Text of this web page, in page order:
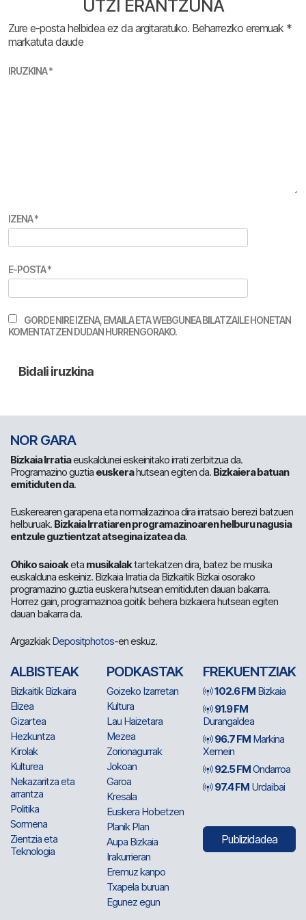
UTZI ERANTZUNA
Zure e-posta helbidea ez da argitaratuko. Beharrezko eremuak *
markatuta daude
IRUZKINA*
IZENA*
E-POSTA*
GORDE NIRE IZENA, EMAILA ETA WEBGUNEA BILATZAILE HONETAN
KOMENTATZEN DUDAN HURRENGORAKO.
NOR GARA
Bizkaia Irratiaeuskaldunei eskeinitako irrati zerbitzua da.
Programazino guztia euskerahutsean egiten da. Bizkaiera batuan
emitiduten da.
Euskerearen garapena eta normalizazinoa dira irratsaio berezi batzuen
helburuak. Bizkaia Irratiaren programazinoaren helburu nagusia
entzule guztientzat atsegina izatea da.
Ohiko saioaketa musikalaktartekatzen dira, batez be musika
euskalduna eskeiniz. Bizkaia Irratia da Bizkaitik Bizkai osorako
programazino guztia euskera hutsean emitiduten dauan bakarra.
Horrez gain, programazinoa goitik behera bizkaiera hutsean egiten
dauan bakarra da.
ArgazkiakDepositphotos-en eskuz.
ALBISTEAK
Bizkaitik Bizkaira
Elizea
Gizartea
Hezkuntza
Kirolak
Kulturea
Nekazaritza eta
arrantza
Politika
Sormena
Zientzia eta
Teknologia
PODKASTAK
Goizeko Izarretan
Kultura
Lau Haizetara
Mezea
Zorionagurrak
Jokoan
Garoa
Kresala
Euskera Hobetzen
Planik Plan
Aupa Bizkaia
Irakurrieran
Eremuz kanpo
Txapela buruan
Egunez egun
FREKUENTZIAK
102.6 FM Bizkaia
91.9 FM
Durangaldea
96.7 FM Markina
Xemein
92.5 FMOndarroa
97.4 FM Urdaibai
Publizidadea